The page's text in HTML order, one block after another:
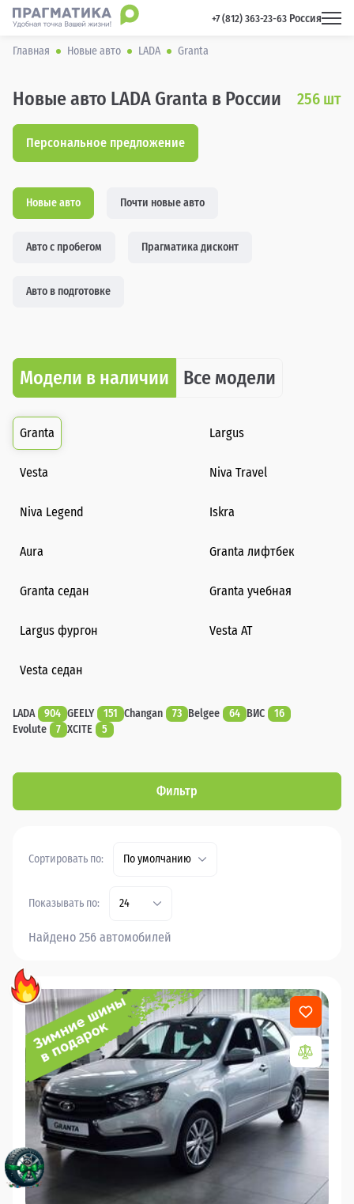
+7 (812) 363-23-63 Россия
Главная Новые авто LADA Granta
Новые авто LADA Granta в России 256 шт
Персональное предложение
Новые авто Почти новые авто
Авто с пробегом Прагматика дисконт
Авто в подготовке
Модели в наличии Все модели
Granta Largus
Vesta Niva Travel
Niva Legend Iskra
Aura Granta лифтбек
Granta седан Granta учебная
Largus фургон Vesta AT
Vesta седан
LADA 904 GEELY 151 Changan 73 Belgee 64 ВИС
16
Evolute
7 XCITE 5
Фильтр
Сортировать по: По умолчанию
Показывать по: 24
Найдено 256 автомобилей